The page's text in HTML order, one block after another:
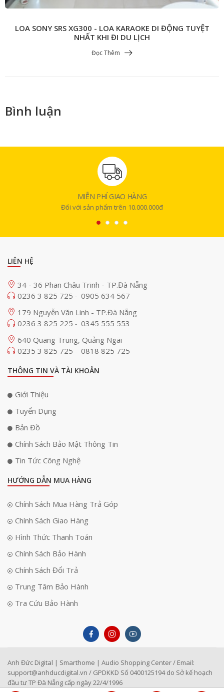
LOA SONY SRS XG300 - LOA KARAOKE DI ĐỘNG TUYỆT
NHẤT KHI ĐI DU LỊCH
Đọc Thêm
Bình luận
MIỄN PHÍ GIAO HÀNG
Đối với sản phẩm trên 10.000.000đ
LIÊN HỆ
34 - 36 Phan Châu Trinh - TP.Đà Nẵng
0236 3 825 725 - 0905 634 567
179 Nguyễn Văn Linh - TP.Đà Nẵng
0236 3 825 225 - 0345 555 553
640 Quang Trung, Quảng Ngãi
0235 3 825 725 - 0818 825 725
THÔNG TIN VÀ TÀI KHOẢN
Giới Thiệu
Tuyển Dụng
Bản Đồ
Chính Sách Bảo Mật Thông Tin
Tin Tức Công Nghệ
HƯỚNG DẪN MUA HÀNG
Chính Sách Mua Hàng Trả Góp
Chính Sách Giao Hàng
Hình Thức Thanh Toán
Chính Sách Bảo Hành
Chính Sách Đổi Trả
Trung Tâm Bảo Hành
Tra Cứu Bảo Hành
Anh Đức Digital | Smarthome | Audio Shopping Center / Email:
support@anhducdigital.vn / GPDKKD Số 0400125194 do Sở kế hoạch
đầu tư TP Đà Nẵng cấp ngày 22/4/1996